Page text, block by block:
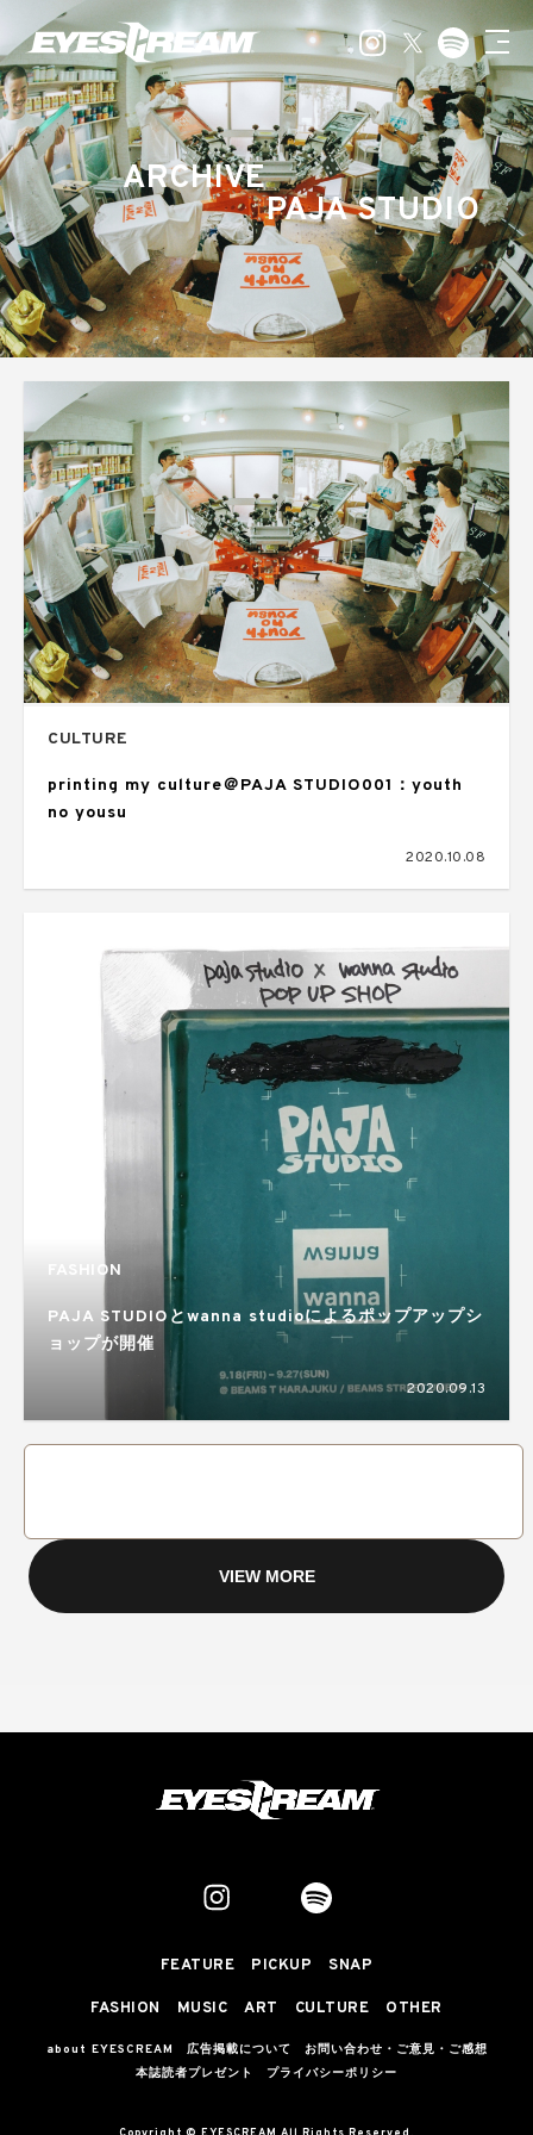
ARCHIVE
PAJA STUDIO
CULTURE
printing my culture＠PAJA STUDIO001：youth
no yousu
2020.10.08
FASHION
PAJA STUDIOとwanna studioによるポップアップシ
ョップが開催
2020.09.13
VIEW MORE
FEATURE PICKUP SNAP
FASHION MUSIC ART CULTURE OTHER
about EYESCREAM 広告掲載について
お問い合わせ・ご意見・ご感想
本誌読者プレゼント
プライバシーポリシー